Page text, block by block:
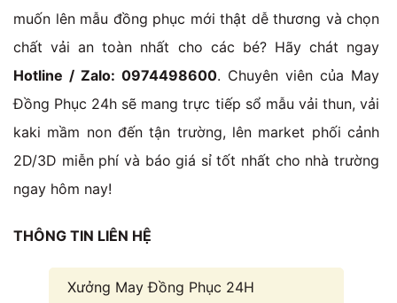
muốn lên mẫu đồng phục mới thật dễ thương và chọn
chất vải an toàn nhất cho các bé? Hãy chát ngay
Hotline / Zalo: 0974498600. Chuyên viên của May
Đồng Phục 24h sẽ mang trực tiếp sổ mẫu vải thun, vải
kaki mầm non đến tận trường, lên market phối cảnh
2D/3D miễn phí và báo giá sỉ tốt nhất cho nhà trường
ngay hôm nay!
THÔNG TIN LIÊN HỆ
Xưởng May Đồng Phục 24H